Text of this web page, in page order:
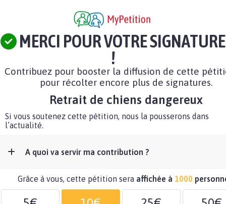
MERCI POUR VOTRE SIGNATURE
!
Contribuez pour booster la diffusion de cette
pour récolter encore plus de signatures.
Retrait de chiens dangereux
Si vous soutenez cette pétition, nous la pousserons dans
l’actualité.
A quoi va servir ma contribution ?
Grâce à vous, cette pétition sera affichée à 1000